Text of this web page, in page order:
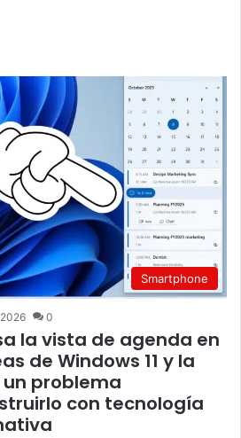
Smartphone
0
la vista de agenda en
de Windows 11 y la
problema
con tecnología